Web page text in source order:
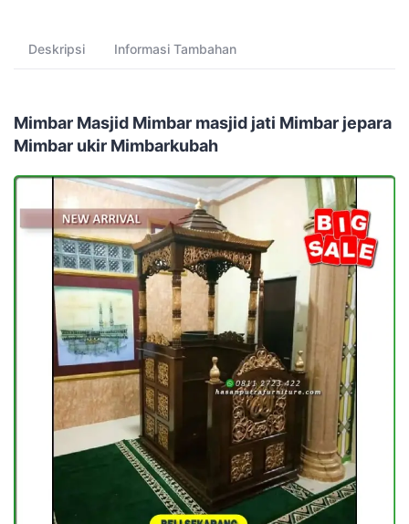
Deskripsi Informasi Tambahan
Mimbar Masjid Mimbar masjid jati Mimbar jepara
Mimbar ukir Mimbarkubah